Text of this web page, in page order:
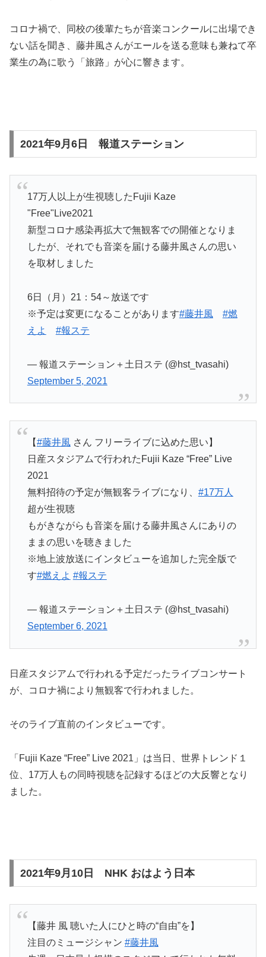
コロナ禍で、同校の後輩たちが音楽コンクールに出場でき
ない話を聞き、藤井風さんがエールを送る意味も兼ねて卒
業生の為に歌う「旅路」が心に響きます。
2021年9月6日 報道ステーション
17万人以上が生視聴したFujii Kaze
"Free"Live2021
新型コロナ感染再拡大で無観客での開催となりま
したが、それでも音楽を届ける藤井風さんの思い
を取材しました
6日（月）21：54～放送です
※予定は変更になることがあります#藤井風
#燃
えよ
#報ステ
— 報道ステーション＋土日ステ (@hst_tvasahi)
September 5, 2021
【#藤井風さん フリーライブに込めた思い】
日産スタジアムで行われたFujii Kaze “Free” Live
2021
無料招待の予定が無観客ライブになり、 #17万人
超が生視聴
もがきながらも音楽を届ける藤井風さんにありの
ままの思いを聴きました
※地上波放送にインタビューを追加した完全版で
す#燃えよ #報ステ
— 報道ステーション＋土日ステ (@hst_tvasahi)
September 6, 2021
日産スタジアムで行われる予定だったライブコンサート
が、コロナ禍により無観客で行われました。
そのライブ直前のインタビューです。
「Fujii Kaze “Free” Live 2021」は当日、世界トレンド１
位、17万人もの同時視聴を記録するほどの大反響となり
ました。
2021年9月10日 NHK おはよう日本
【藤井 風 聴いた人にひと時の“自由”を】
注目のミュージシャン #藤井風